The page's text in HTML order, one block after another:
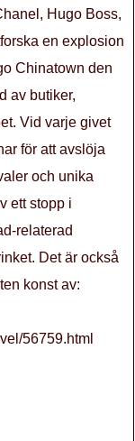
Hugo Boss,
en explosion
Chinatown den
av butiker,
Vid varje givet
för att avslöja
och unika
ett stopp i
relaterad
Det är också
konst av:
56759.html